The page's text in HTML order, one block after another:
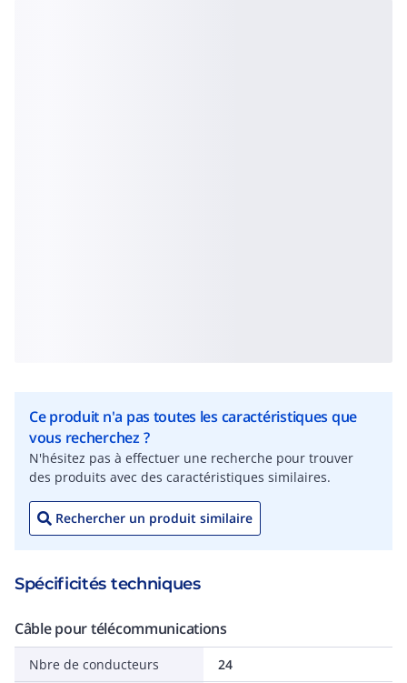
Ce produit n'a pas toutes les caractéristiques que
vous recherchez ?
N'hésitez pas à effectuer une recherche pour trouver
des produits avec des caractéristiques similaires.
Rechercher un produit similaire
Spécificités techniques
Câble pour télécommunications
Nbre de conducteurs 24